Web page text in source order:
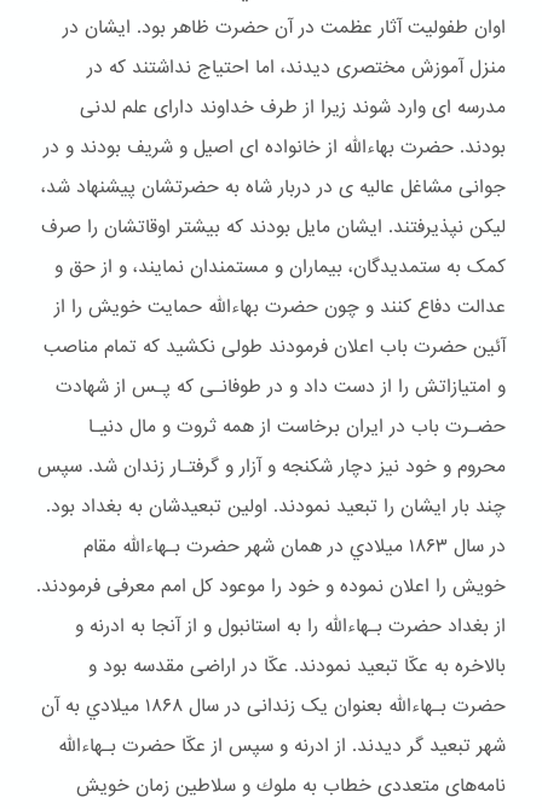
اوان طفولیت آثار عظمت در آن حضرت ظاهر بود. ایشان در
منزل آموزش مختصری دیدند، اما احتیاج نداشتند که در
مدرسه ای وارد شوند زیرا از طرف خداوند دارای علم لدنی
بودند. حضرت بهاءالله از خانواده ای اصیل و شریف بودند و در
جوانی مشاغل عالیه ی در دربار شاه به حضرتشان پیشنهاد شد،
لیکن نپذیرفتند. ایشان مایل بودند که بیشتر اوقاتشان را صرف
کمک به ستمدیدگان، بیماران و مستمندان نمایند، و از حق و
عدالت دفاع کنند و چون حضرت بهاءالله حمایت خویش را از
آئین حضرت باب اعلان فرمودند طولی نکشید که تمام مناصب
و امتیازاتش را از دست داد و در طوفانـی که پـس از شهادت
حضـرت باب در ایران برخاست از همه ثروت و مال دنیـا
محروم و خود نیز دچار شكنجه و آزار و گرفتـار زندان شد. سپس
چند بار ایشان را تبعید نمودند. اولین تبعیدشان به بغداد بود.
در سال ۱۸۶۳ ميلادي در همان شهر حضرت بـهاءالله مقام
خويش را اعلان نموده و خود را موعود کل امم معرفی فرمودند.
از بغداد حضرت بـهاءالله را به استانبول و از آنجا به ادرنه و
بالاخره به عکّا تبعید نمودند. عکّا در اراضی مقدسه بود و
حضرت بـهاءالله بعنوان یک زندانی در سال ۱۸۶۸ ميلادي به آن
شهر تبعيد گر ديدند. از ادرنه و سپس از عکّا حضرت بـهاءالله
نامه‌های متعددی خطاب به ملوك و سلاطین زمان خویش